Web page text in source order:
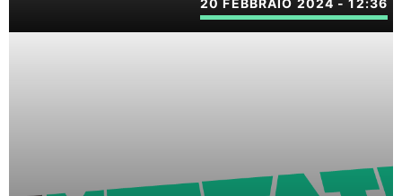
20 FEBBRAIO 2024 - 12:36